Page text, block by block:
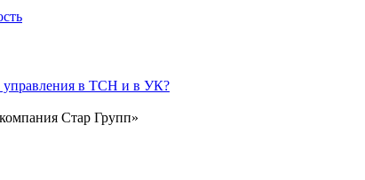
управления в ТСН и в УК?
Стар Групп»